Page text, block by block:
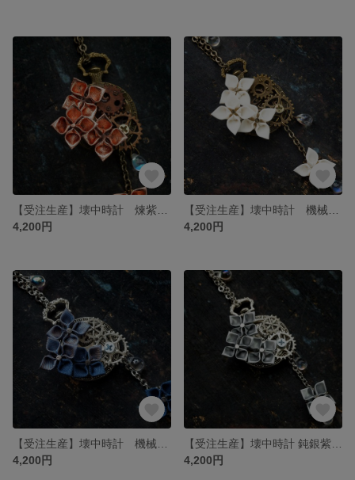
4,200円
4,200円
4,200円
4,200円